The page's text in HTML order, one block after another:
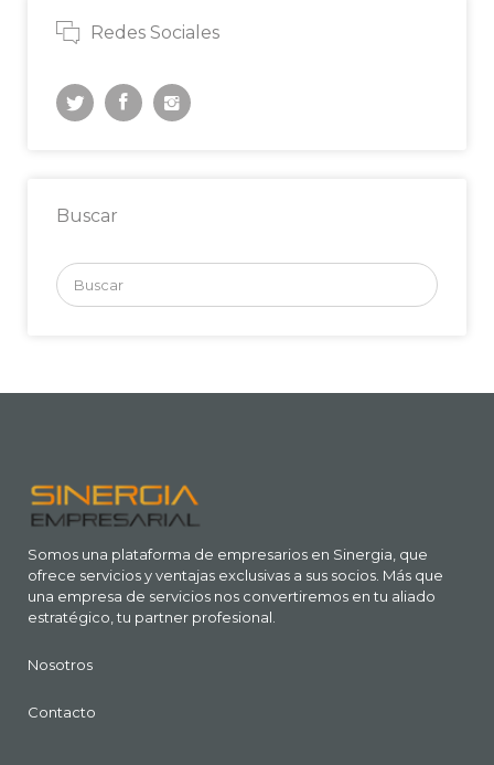
Redes Sociales
Buscar
Buscar
por:
Somos una plataforma de empresarios en Sinergia, que
ofrece servicios y ventajas exclusivas a sus socios. Más que
una empresa de servicios nos convertiremos en tu aliado
estratégico, tu partner profesional.
Nosotros
Contacto